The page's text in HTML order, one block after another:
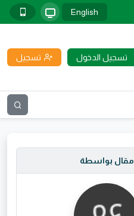
English
تسجيل الدخول تسجيل
مقال بواسطة